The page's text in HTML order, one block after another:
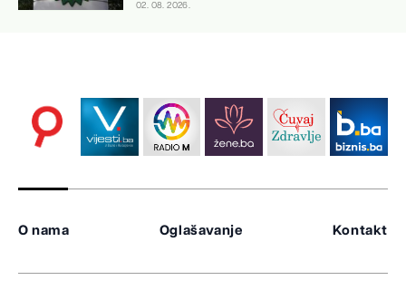
02. 08. 2026.
O nama Oglašavanje Kontakt